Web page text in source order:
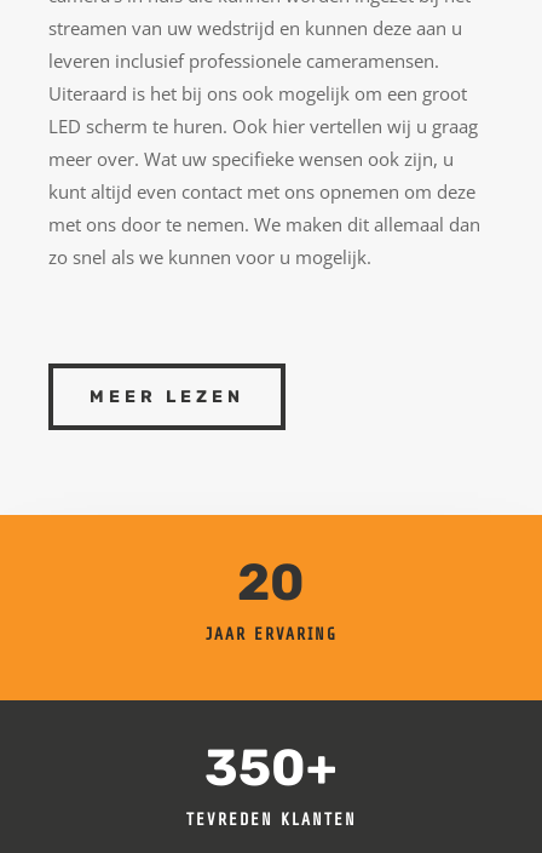
streamen van uw wedstrijd en kunnen deze aan u
leveren inclusief professionele cameramensen.
Uiteraard is het bij ons ook mogelijk om een groot
LED scherm te huren. Ook hier vertellen wij u graag
meer over. Wat uw specifieke wensen ook zijn, u
kunt altijd even contact met ons opnemen om deze
met ons door te nemen. We maken dit allemaal dan
zo snel als we kunnen voor u mogelijk.
MEER LEZEN
20
JAAR ERVARING
350+
TEVREDEN KLANTEN